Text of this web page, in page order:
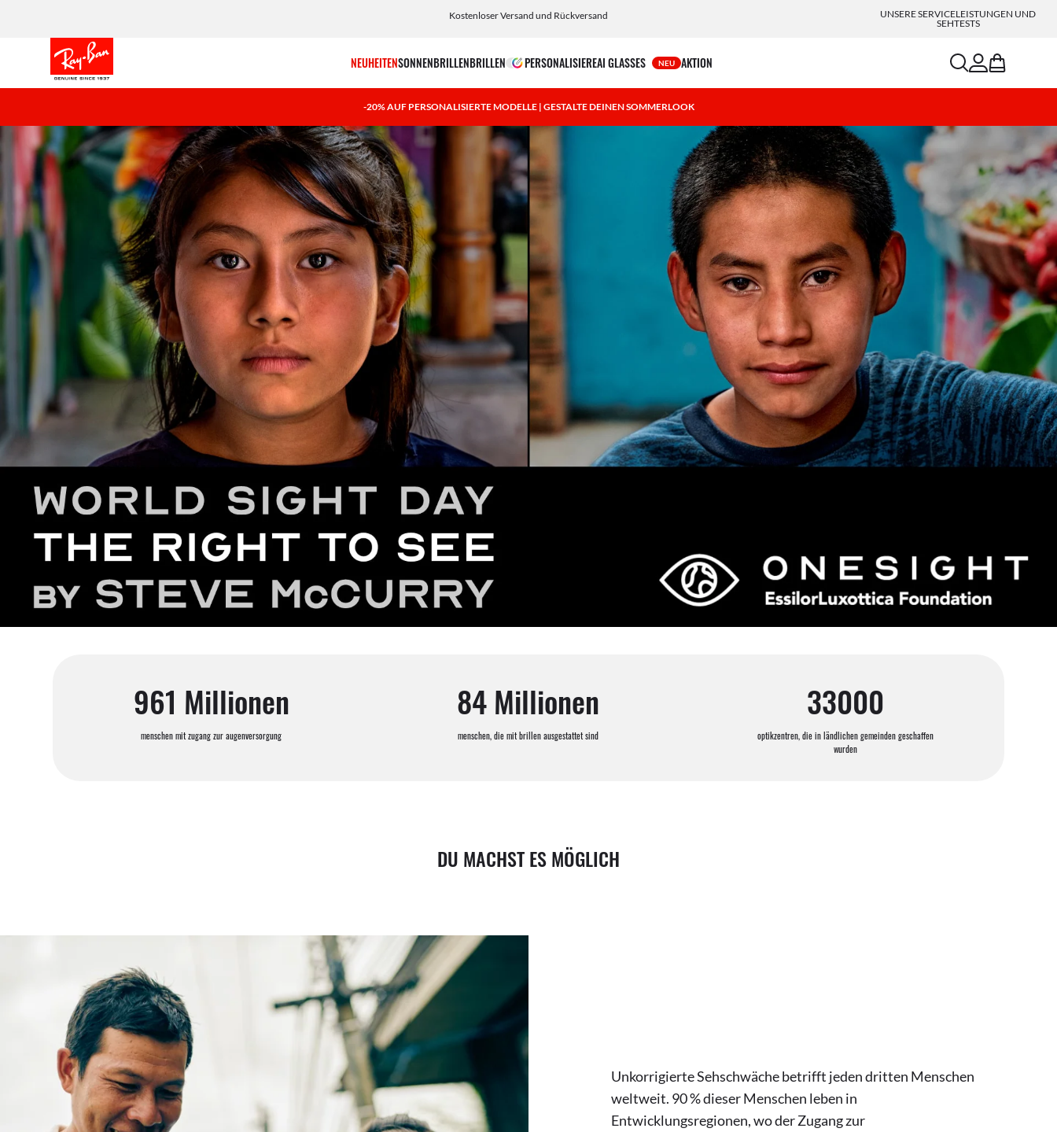
Wähle Klarna und PayPal für einfache und flexible Zahlungsoptionen
UNSERE SERVICELEISTUNGEN UND
SEHTESTS
NEUHEITENSONNENBRILLENBRILLEN PERSONALISIEREAI GLASSES NEU AKTION searchaccount
bag
-20% AUF PERSONALISIERTE MODELLE | GESTALTE DEINEN SOMMERLOOK
961 Millionen
menschen mit zugang zur augenversorgung
84 Millionen
menschen, die mit brillen ausgestattet sind
33000
optikzentren, die in ländlichen gemeinden geschaffen
wurden
DU MACHST ES MÖGLICH
Unkorrigierte Sehschwäche betrifft jeden dritten Menschen
weltweit. 90 % dieser Menschen leben in
Entwicklungsregionen, wo der Zugang zur